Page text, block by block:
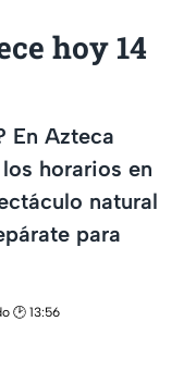
hoy 14
En Azteca
horarios en
natural
para
🕑 13:56